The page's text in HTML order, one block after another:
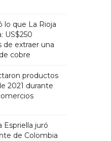
lo que La Rioja
US$250
de extraer una
cobre
productos
2021 durante
Espriella juró
de Colombia